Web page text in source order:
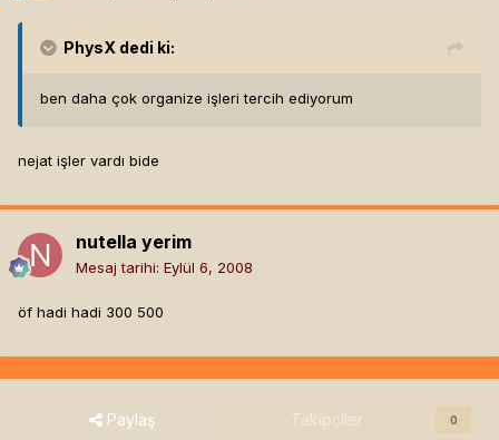
PhysX dedi ki:
ben daha çok organize işleri tercih ediyorum
nejat işler vardı bide
nutella yerim
Mesaj tarihi: Eylül 6, 2008
öf hadi hadi 300 500
Paylaş Takipçiler 0